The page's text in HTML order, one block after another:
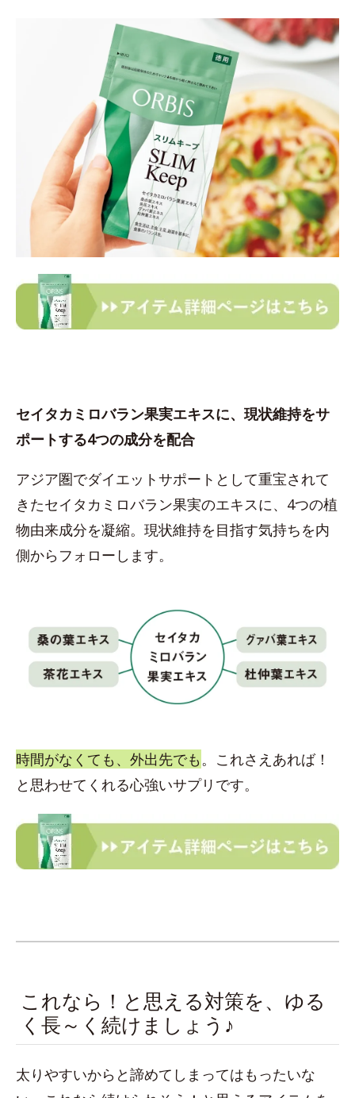
セイタカミロバラン果実エキスに、現状維持をサ
ポートする4つの成分を配合
アジア圏でダイエットサポートとして重宝されて
きたセイタカミロバラン果実のエキスに、4つの植
物由来成分を凝縮。現状維持を目指す気持ちを内
側からフォローします。
時間がなくても、外出先でも。これさえあれば！
と思わせてくれる心強いサプリです。
これなら！と思える対策を、ゆる
く長～く続けましょう♪
太りやすいからと諦めてしまってはもったいな